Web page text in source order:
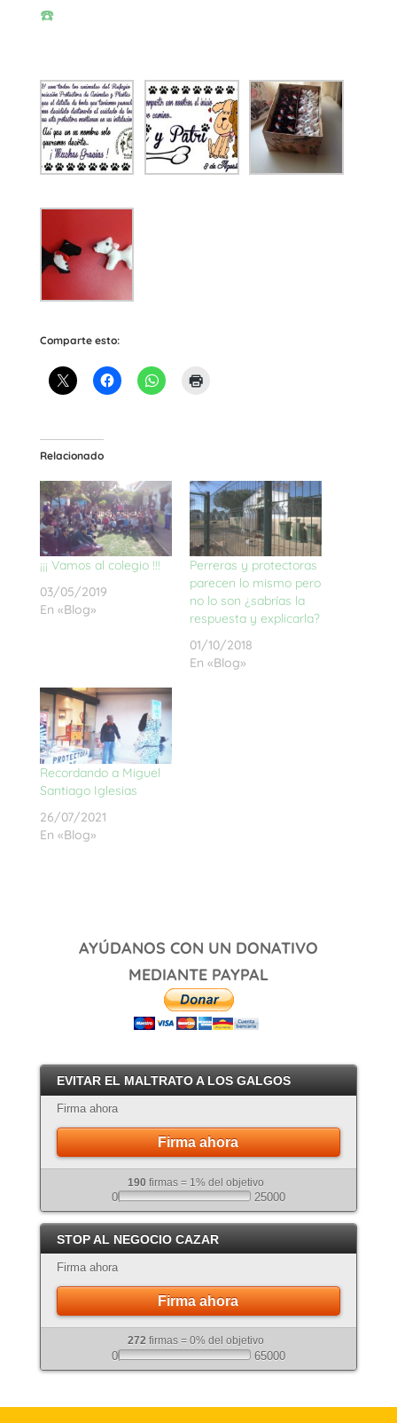
☎️
Comparte esto:
Relacionado
¡¡¡ Vamos al colegio !!!
03/05/2019
En «Blog»
Perreras y protectoras
parecen lo mismo pero
no lo son ¿sabrías la
respuesta y explicarla?
01/10/2018
En «Blog»
Recordando a Miguel
Santiago Iglesias
26/07/2021
En «Blog»
AYÚDANOS CON UN DONATIVO
MEDIANTE PAYPAL
EVITAR EL MALTRATO A LOS GALGOS
Firma ahora
Firma ahora
190 firmas = 1% del objetivo
0 25000
STOP AL NEGOCIO CAZAR
Firma ahora
Firma ahora
272 firmas = 0% del objetivo
0 65000